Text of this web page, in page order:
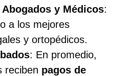
y Médicos:
a los mejores
y ortopédicos.
: En promedio,
reciben pagos de